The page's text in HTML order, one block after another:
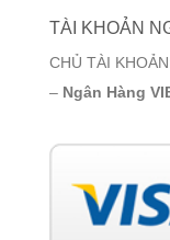
TÀI KHOẢN
CHỦ TÀI
– Ngân Hàng